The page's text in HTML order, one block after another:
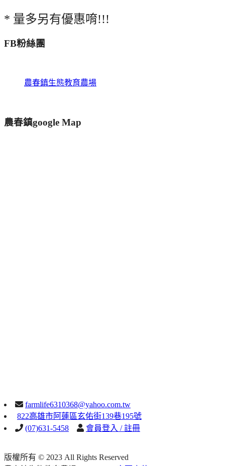
* 量多另有優惠唷!!!
FB粉絲團
農春鎮生態教育農場
農春鎮google Map
farmlife6310368@yahoo.com.tw
822高雄市阿蓮區玄佑街139巷195號
(07)631-5458
會員登入 / 註冊
版權所有 © 2023 All Rights Reserved